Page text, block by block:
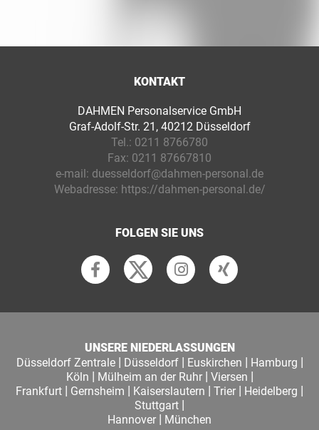
KONTAKT
DAHMEN Personalservice GmbH
Graf-Adolf-Str. 21, 40212 Düsseldorf
Tel.: 0211 8766780
Fax: 0211 87667810
e-mail: duesseldorf@dahmen-personal.de
Webadresse: https://dahmen-personal.de/
FOLGEN SIE UNS
UNSERE NIEDERLASSUNGEN
Düsseldorf Zentrale| Düsseldorf| Euskirchen | Hamburg |
Köln | Mülheim an der Ruhr| Viersen |
Frankfurt | Gernsheim | Kaiserslautern | Trier | Heidelberg |
Stuttgart |
Hannover | München